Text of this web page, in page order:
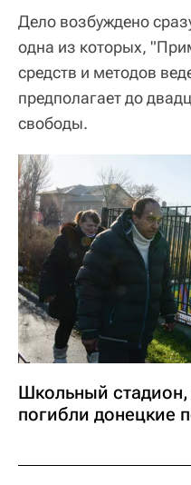
Дело возбуждено
одна из которых,
средств и методов
предполагает до
свободы.
Школьный стадион,
погибли донецкие